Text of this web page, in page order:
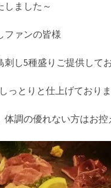
しました～
ファンの皆様
刺し5種盛りご提供して
っとりと仕上げており
調の優れない方はお控